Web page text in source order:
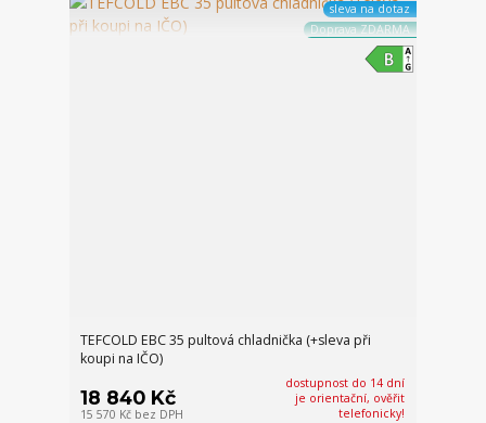
sleva na dotaz
Doprava ZDARMA
TEFCOLD EBC 35 pultová chladnička (+sleva při
koupi na IČO)
18 840 Kč
15 570 Kč bez DPH
dostupnost do 14 dní
je orientační, ověřit
telefonicky!